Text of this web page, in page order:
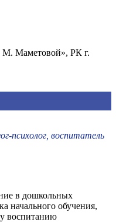
Маметовой», РК г.
психолог, воспитатель
в дошкольных
начального обучения,
воспитанию